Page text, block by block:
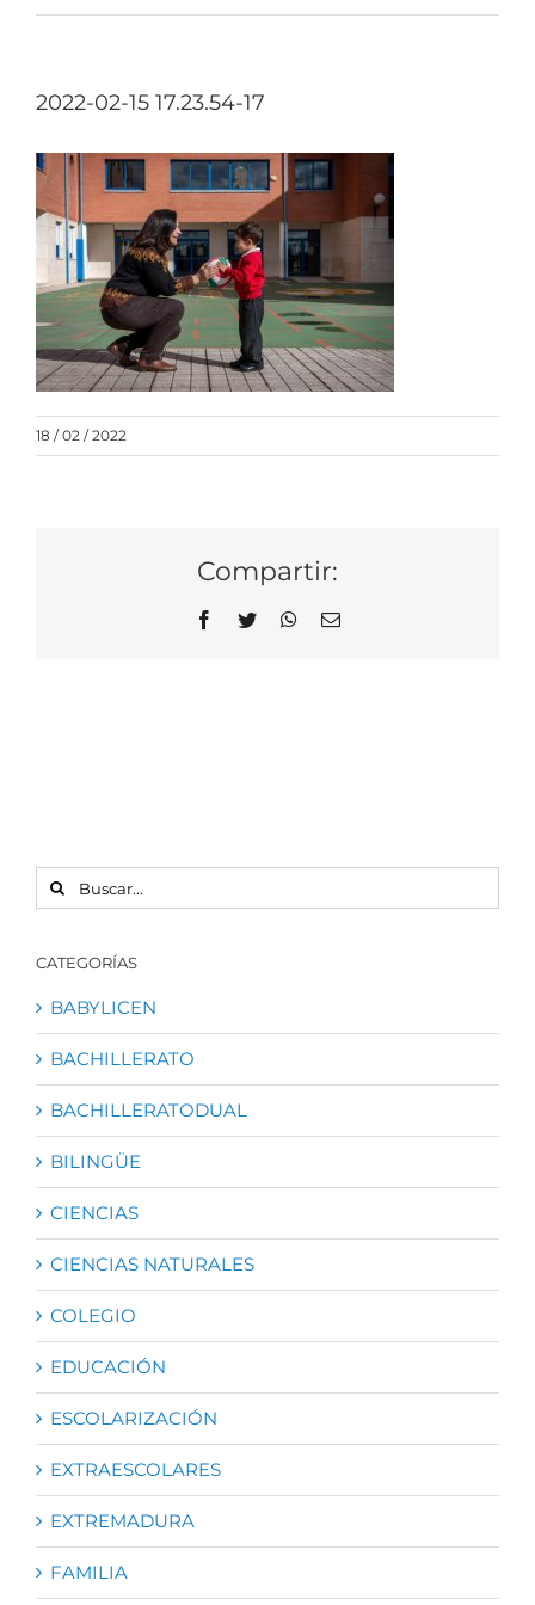
2022-02-15 17.23.54-17
18 / 02 / 2022
Compartir:
Facebook
Twitter WhatsApp
Correo
BUSCAR:
CATEGORÍAS
BABYLICEN
BACHILLERATO
BACHILLERATODUAL
BILINGÜE
CIENCIAS
CIENCIAS NATURALES
COLEGIO
EDUCACIÓN
ESCOLARIZACIÓN
EXTRAESCOLARES
EXTREMADURA
FAMILIA